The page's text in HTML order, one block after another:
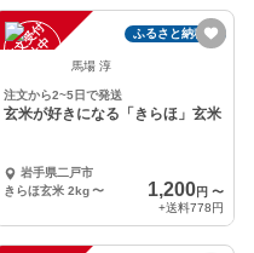
注
文
受
付
停
止
中
ふるさと納税可
馬場 淳
注文から2~5日で発送
玄米が好きになる「きらほ」玄米
岩手県二戸市
きらほ玄米 2kg 〜 1,200円 〜
+送料778円